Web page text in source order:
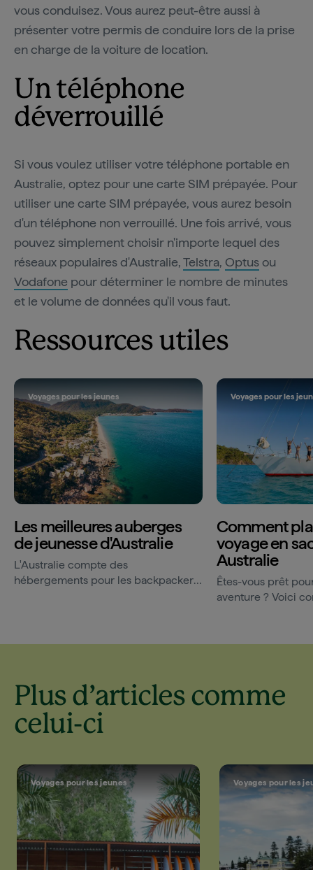
vous conduisez. Vous aurez peut-être aussi à
présenter votre permis de conduire lors de la prise
en charge de la voiture de location.
Un téléphone
déverrouillé
Si vous voulez utiliser votre téléphone portable en
Australie, optez pour une carte SIM prépayée. Pour
utiliser une carte SIM prépayée, vous aurez besoin
d'un téléphone non verrouillé. Une fois arrivé, vous
pouvez simplement choisir n'importe lequel des
réseaux populaires d'Australie,Telstra, Optusou
Vodafone pour déterminer le nombre de minutes
et le volume de données qu'il vous faut.
Ressources utiles
Voyages pour les jeunes
Les meilleures auberges
de jeunesse d'Australie
L'Australie compte des
hébergements pour les backpackers
Voyages pour les
Comment
voyage en
Australie
Êtes-vous prêt
aventure ? Voici
Plus d’articles comme
celui-ci
Voyages pour les jeunes Voyages pour les